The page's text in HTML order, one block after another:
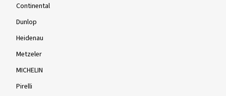
Continental
Dunlop
Heidenau
Metzeler
MICHELIN
Pirelli